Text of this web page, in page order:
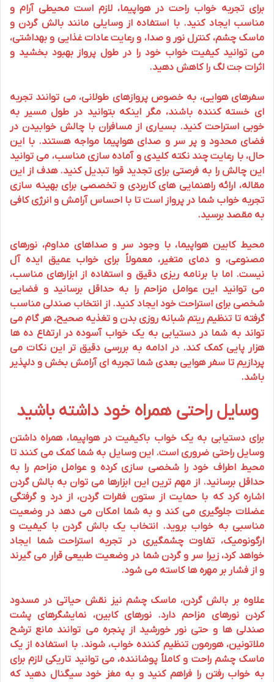
برای تجربه خواب راحت در هواپیما، لازم است محیطی آرام و
مناسب ایجاد کنید. با استفاده از وسایلی مانند بالش گردن و
ماسک چشم، کنترل نور و صدا، و رعایت عادات غذایی و بهداشتی،
می توانید کیفیت خواب خود را در طول پرواز بهبود بخشید و
اثرات جت لگ را کاهش دهید.
سفرهای هوایی، به خصوص پروازهای طولانی، می توانند تجربه
ای خسته کننده باشند، مگر اینکه بتوانید در طول مسیر به
خوبی استراحت کنید. بسیاری از مسافران با چالش خوابیدن در
فضای محدود و پر سر و صدای هواپیما مواجه هستند. با این
حال، با رعایت چند نکته کلیدی و آماده سازی مناسب، می توانید
این چالش را به فرصتی برای تجدید قوا تبدیل کنید. هدف از این
مقاله، ارائه راهنمایی های کاربردی و تخصصی برای بهینه سازی
تجربه خواب شما در پرواز است تا با احساسآرامش و انرژی کافی
به مقصد برسید.
محیط کابین هواپیما، با وجود سر و صداهای مداوم، نورهای
مصنوعی، و دمای متغیر، معمولاً برای خواب عمیق ایده آل
نیست. اما با برنامه ریزی دقیق و استفاده از ابزارهای مناسب،
می توانید این عوامل مزاحم را به حداقل برسانید و فضایی
شخصی برای استراحت خود ایجاد کنید. از انتخاب صندلی مناسب
گرفته تا تنظیم ریتم شبانه روزی بدن و تغذیه صحیح، هر گام می
تواند به شما در دستیابی به یک خواب آسوده در ارتفاع ده ها
هزار پایی کمک کند. در ادامه به بررسی دقیق تر این نکات می
پردازیم تا سفر هوایی بعدی شما تجربه ای آرامش بخش و دلپذیر
باشد.
وسایل راحتی همراه خود داشته باشید
برای دستیابی به یک خواب باکیفیت در هواپیما، همراه داشتن
وسایل راحتی ضروری است. این وسایل به شما کمک می کنند تا
محیط اطراف خود را شخصی سازی کرده و عوامل مزاحم را به
حداقل برسانید. از مهم ترین این ابزارها می توان به بالش گردن
اشاره کرد که با حمایت از ستون فقرات گردن، از درد و گرفتگی
عضلات جلوگیری می کند و به شما امکان می دهد در وضعیت
مناسبی به خواب بروید. انتخاب یک بالش گردن با کیفیت و
ارگونومیک، تفاوت چشمگیری در تجربه استراحت شما ایجاد
خواهد کرد، زیرا سر و گردن شما در وضعیت طبیعی قرار می گیرند
و از فشار بر مهره ها کاسته می شود.
علاوه بر بالش گردن، ماسک چشم نیز نقش حیاتی در مسدود
کردن نورهای مزاحم دارد. نورهای کابین، نمایشگرهای پشت
صندلی ها و حتی نور خورشید از پنجره می توانند مانع ترشح
ملاتونین، هورمون تنظیم کننده خواب، شوند. با استفاده از یک
ماسک چشم راحت و کاملاً پوشاننده، می توانید تاریکی لازم برای
به خواب رفتن را فراهم کنید و به مغز خود سیگنال دهید که